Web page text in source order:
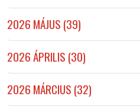
2026 MÁJUS (39)
2026 ÁPRILIS (30)
2026 MÁRCIUS (32)